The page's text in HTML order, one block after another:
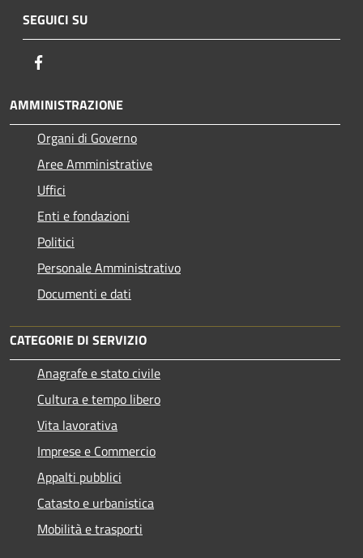
SEGUICI SU
AMMINISTRAZIONE
Organi di Governo
Aree Amministrative
Uffici
Enti e fondazioni
Politici
Personale Amministrativo
Documenti e dati
CATEGORIE DI SERVIZIO
Anagrafe e stato civile
Cultura e tempo libero
Vita lavorativa
Imprese e Commercio
Appalti pubblici
Catasto e urbanistica
Mobilità e trasporti